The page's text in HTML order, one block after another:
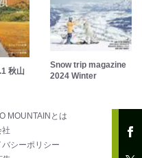
秋山
Snow trip magazine
2024 Winter
MOUNTAINとは
社
バシーポリシー